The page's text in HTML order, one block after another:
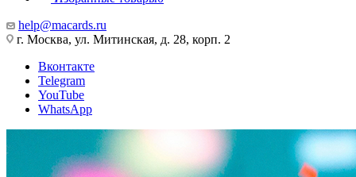
help@macards.ru
г. Москва, ул. Митинская, д. 28, корп. 2
Вконтакте
Telegram
YouTube
WhatsApp